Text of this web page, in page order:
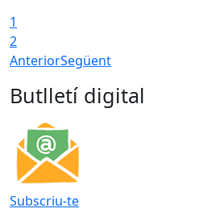
1
2
AnteriorSegüent
Butlletí digital
Subscriu-te